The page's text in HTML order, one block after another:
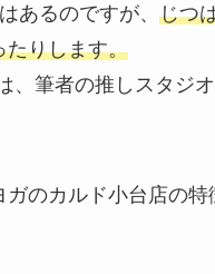
あるのですが、 じつ
たりします。
、筆者の推しスタジオ
ガのカルド小台店の特